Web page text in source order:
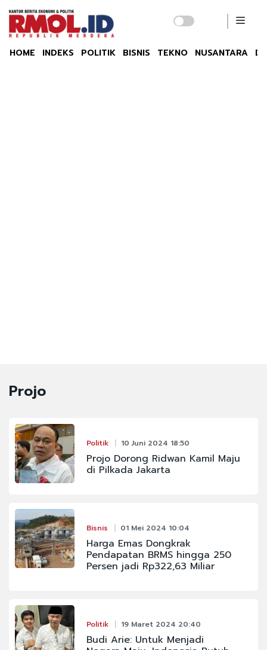
HOME INDEKS POLITIK BISNIS TEKNO NUSANTARA
Projo
Politik 10 Juni 2024 18:50
Projo Dorong Ridwan Kamil Maju
di Pilkada Jakarta
Bisnis 01 Mei 2024 10:04
Harga Emas Dongkrak
Pendapatan BRMS hingga 250
Persen jadi Rp322,63 Miliar
Politik 19 Maret 2024 20:40
Budi Arie: Untuk Menjadi